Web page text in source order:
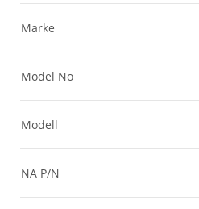
Marke
Model No
Modell
NA P/N